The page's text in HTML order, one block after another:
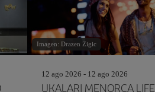
Imagen: Drazen Zigic
12 ago 2026 - 12 ago 2026
UKALARI MENORCA LIFE